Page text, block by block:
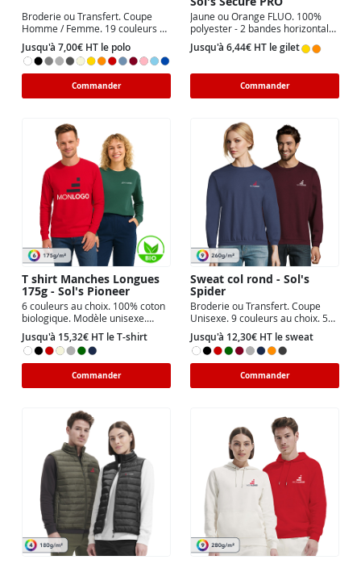
Broderie ou Transfert. Coupe
Homme / Femme. 19 couleurs au
choix. 5 zones de marquage
possible.
Jusqu'à 7,00€ HT le polo
Commander
Jaune ou Orange FLUO. 100%
polyester - 2 bandes horizontales
réfléchissantes
Jusqu'à 6,44€ HT le gilet
Commander
T shirt Manches Longues
175g - Sol's Pioneer
6 couleurs au choix. 100% coton
biologique. Modèle unisexe.
Marquage Quadri (CMJN).
Jusqu'à 15,32€ HT le T-shirt
Commander
Sweat col rond - Sol's
Spider
Broderie ou Transfert. Coupe
Unisexe. 9 couleurs au choix. 5
zones de marquage possible.
Jusqu'à 12,30€ HT le sweat
Commander